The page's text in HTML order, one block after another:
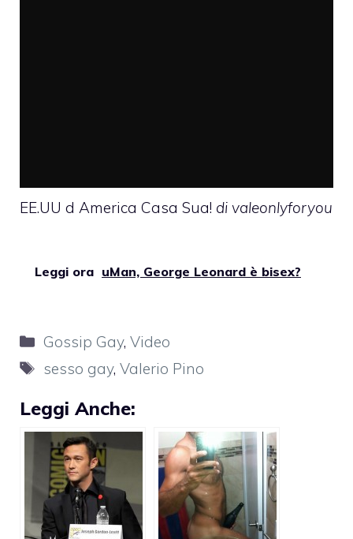
EE.UU d America Casa Sua! di valeonlyforyou
Leggi ora uMan, George Leonard è bisex?
Categorie
Gossip Gay,Video
Tag
sesso gay,Valerio Pino
Leggi Anche: